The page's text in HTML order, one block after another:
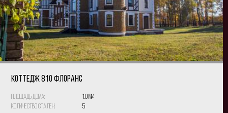
КОТТЕДЖ 810 Флоранс
Площадь дома: 1.0 м2
Количество спален: 5